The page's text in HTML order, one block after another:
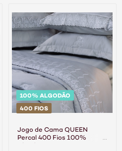
100% ALGODÃO
400 FIOS
Jogo de Cama QUEEN
Percal 400 Fios 100%